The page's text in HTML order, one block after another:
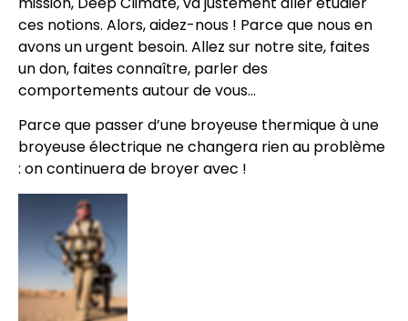
ces notions. Alors, aidez-nous ! Parce que nous en
avons un urgent besoin. Allez sur notre site, faites
un don, faites connaître, parler des
comportements autour de vous…
Parce que passer d’une broyeuse thermique à une
broyeuse électrique ne changera rien au problème
: on continuera de broyer avec !